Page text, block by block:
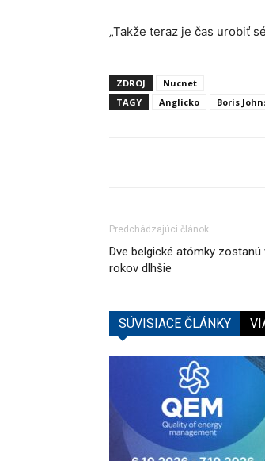
„Takže teraz je čas urobiť
ZDROJ
Nucnet
TAGY
Anglicko Boris
Predchádzajúci článok
Dve belgické atómky zostanú
rokov dlhšie
SÚVISIACE ČLÁNKY